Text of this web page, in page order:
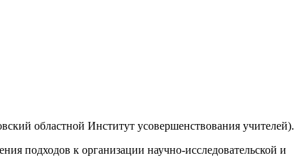
областной Институт усовершенствования учителей).
подходов к организации научно-исследовательской и